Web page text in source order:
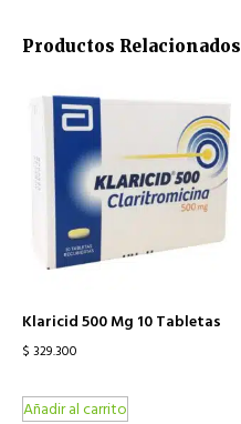
Productos Relacionados
Klaricid 500 Mg 10 Tabletas
$ 329.300
Añadir al carrito